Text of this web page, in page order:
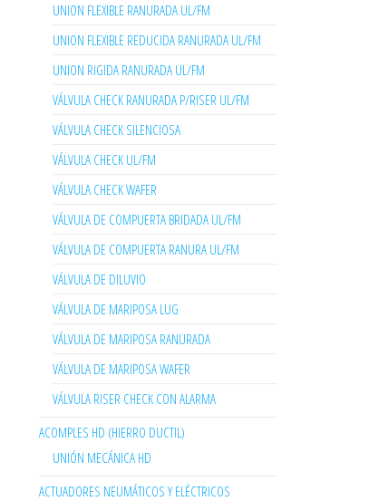
UNION FLEXIBLE RANURADA UL/FM
UNION FLEXIBLE REDUCIDA RANURADA UL/FM
UNION RIGIDA RANURADA UL/FM
VÁLVULA CHECK RANURADA P/RISER UL/FM
VÁLVULA CHECK SILENCIOSA
VÁLVULA CHECK UL/FM
VÁLVULA CHECK WAFER
VÁLVULA DE COMPUERTA BRIDADA UL/FM
VÁLVULA DE COMPUERTA RANURA UL/FM
VÁLVULA DE DILUVIO
VÁLVULA DE MARIPOSA LUG
VÁLVULA DE MARIPOSA RANURADA
VÁLVULA DE MARIPOSA WAFER
VÁLVULA RISER CHECK CON ALARMA
ACOMPLES HD (HIERRO DUCTIL)
UNIÓN MECÁNICA HD
ACTUADORES NEUMÁTICOS Y ELÉCTRICOS